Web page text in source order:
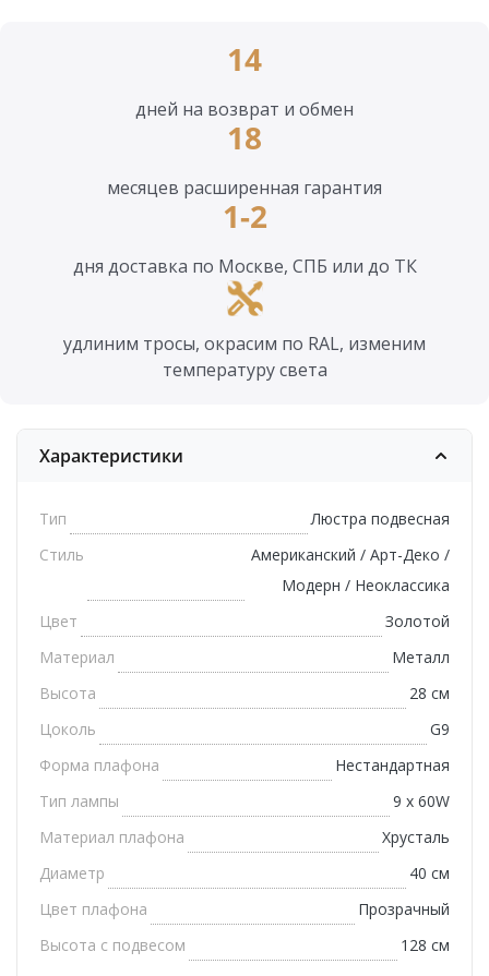
14
дней на возврат и обмен
18
месяцев расширенная гарантия
1-2
дня доставка по Москве, СПБ или до ТК
удлиним тросы, окрасим по RAL, изменим
температуру света
Характеристики
Тип
Люстра подвесная
Стиль
Американский / Арт-Деко /
Модерн / Неоклассика
Цвет
Золотой
Материал
Металл
Высота
28 см
Цоколь
G9
Форма плафона
Нестандартная
Тип лампы
9 x 60W
Материал плафона
Хрусталь
Диаметр
40 см
Цвет плафона
Прозрачный
Высота с подвесом
128 см